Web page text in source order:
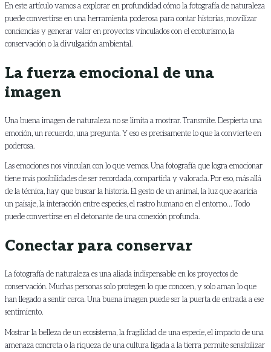
En este artículo vamos a explorar en profundidad cómo la fotografía de naturaleza
puede convertirse en una herramienta poderosa para contar historias, movilizar
conciencias y generar valor en proyectos vinculados con el ecoturismo, la
conservación o la divulgación ambiental.
La fuerza emocional de una
imagen
Una buena imagen de naturaleza no se limita a mostrar. Transmite. Despierta una
emoción, un recuerdo, una pregunta. Y eso es precisamente lo que la convierte en
poderosa.
Las emociones nos vinculan con lo que vemos. Una fotografía que logra emocionar
tiene más posibilidades de ser recordada, compartida y valorada. Por eso, más allá
de la técnica, hay que buscar la historia. El gesto de un animal, la luz que acaricia
un paisaje, la interacción entre especies, el rastro humano en el entorno… Todo
puede convertirse en el detonante de una conexión profunda.
Conectar para conservar
La fotografía de naturaleza es una aliada indispensable en los proyectos de
conservación. Muchas personas solo protegen lo que conocen, y solo aman lo que
han llegado a sentir cerca. Una buena imagen puede ser la puerta de entrada a ese
sentimiento.
Mostrar la belleza de un ecosistema, la fragilidad de una especie, el impacto de una
amenaza concreta o la riqueza de una cultura ligada a la tierra permite sensibilizar